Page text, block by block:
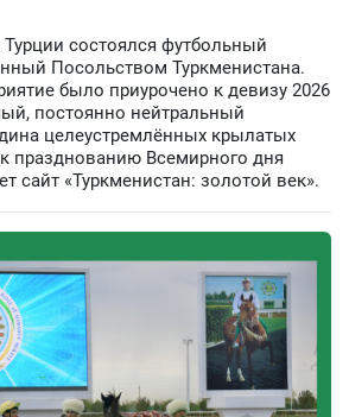
состоялся футбольный
Посольством Туркменистана.
было приурочено к девизу 2026
постоянно нейтральный
целеустремлённых крылатых
празднованию Всемирного дня
сайт «Туркменистан: золотой век».